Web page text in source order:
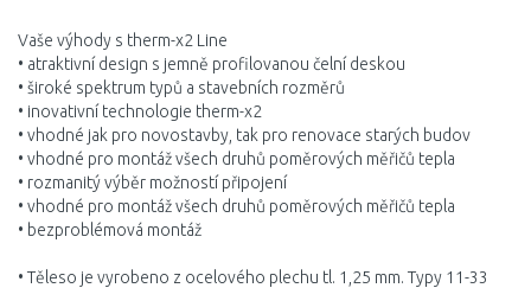
Vaše výhody s therm-x2 Line
• atraktivní design s jemně profilovanou čelní deskou
• široké spektrum typů a stavebních rozměrů
• inovativní technologie therm-x2
• vhodné jak pro novostavby, tak pro renovace starých budov
• vhodné pro montáž všech druhů poměrových měřičů tepla
• rozmanitý výběr možností připojení
• vhodné pro montáž všech druhů poměrových měřičů tepla
• bezproblémová montáž
• Těleso je vyrobeno z ocelového plechu tl. 1,25 mm. Typy 11-33